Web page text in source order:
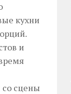
кухни
и
со сцены